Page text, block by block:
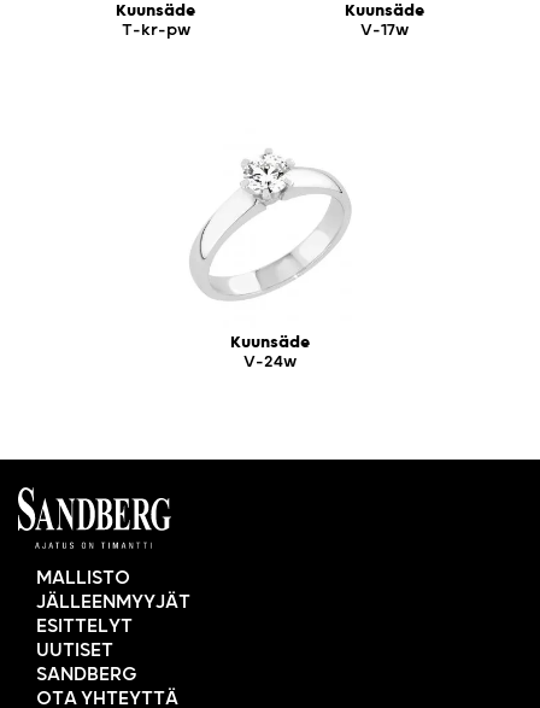
Kuunsäde
T-kr-pw
Kuunsäde
V-17w
Kuunsäde
V-24w
MALLISTO
JÄLLEENMYYJÄT
ESITTELYT
UUTISET
SANDBERG
OTA YHTEYTTÄ